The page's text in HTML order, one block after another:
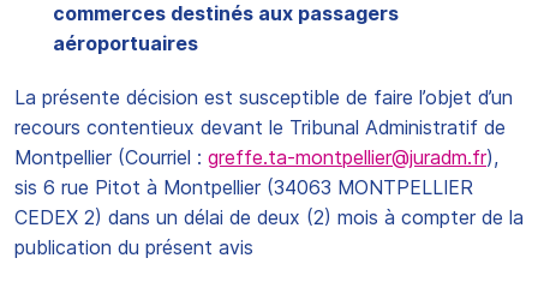
commerces destinés aux passagers
aéroportuaires
La présente décision est susceptible de faire l’objet d’un
recours contentieux devant le Tribunal Administratif de
Montpellier (Courriel : greffe.ta-montpellier@juradm.fr),
sis 6 rue Pitot à Montpellier (34063 MONTPELLIER
CEDEX 2) dans un délai de deux (2) mois à compter de la
publication du présent avis